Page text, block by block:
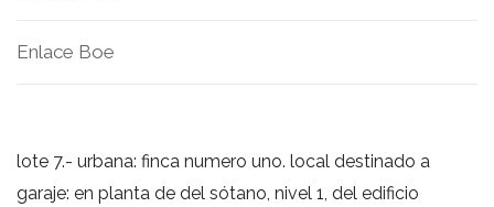
Enlace Boe
lote 7.- urbana: finca numero uno. local destinado a
garaje: en planta de del sótano, nivel 1, del edificio